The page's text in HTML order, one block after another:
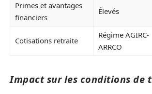
Primes et avantages
financiers
Élevés
Cotisations retraite
Régime AGIRC-
ARRCO
Impact sur les conditions de